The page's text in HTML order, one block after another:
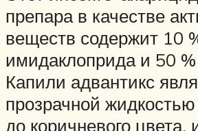
препара в качестве
веществ содержит 10
имидаклоприда и 50
Капили адвантикс
прозрачной жидкостью
до коричневого